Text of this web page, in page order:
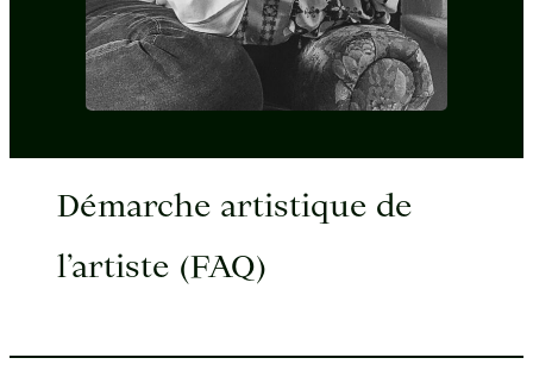
Démarche artistique de
l’artiste (FAQ)